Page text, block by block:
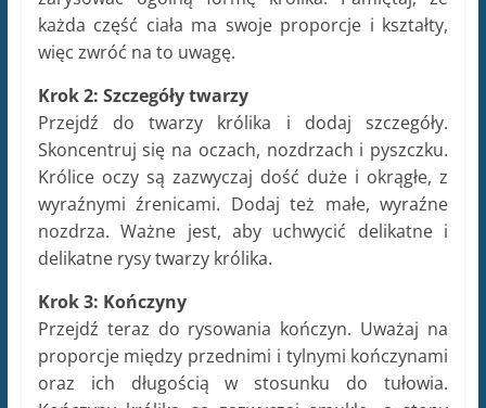
Krok 3: Kończyny
Przejdź teraz do rysowania kończyn. Uważaj na
oraz ich długością w stosunku do tułowia.
Kończyny królika są zazwyczaj smukłe, a stopy
wyposażone w charakterystyczne długie palce.
Upewnij się, że oddajesz te szczegóły w swoim
rysunku.
Krok 4: Uszy
więc należy im poświęcić szczególną uwagę.
Zwróć uwagę na ich kształt i proporcje w stosunku
do reszty ciała. Uszy mogą być skierowane do
góry lub na boki, co dodaje królikowi pewnego